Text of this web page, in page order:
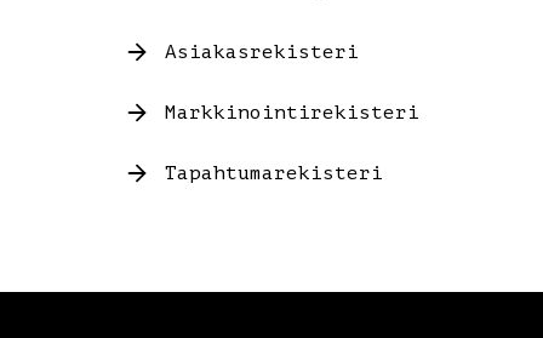
Asiakasrekisteri
Markkinointirekisteri
Tapahtumarekisteri